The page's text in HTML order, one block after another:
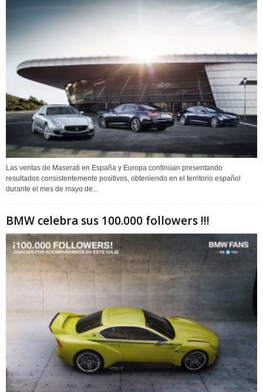
Las ventas de Maserati en España y Europa continúan presentando
resultados consistentemente positivos, obteniendo en el territorio español
durante el mes de mayo de...
BMW celebra sus 100.000 followers !!!